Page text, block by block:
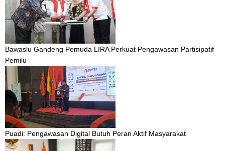
Bawaslu Gandeng Pemuda LIRA Perkuat Pengawasan Partisipatif
Pemilu
Puadi: Pengawasan Digital Butuh Peran Aktif Masyarakat